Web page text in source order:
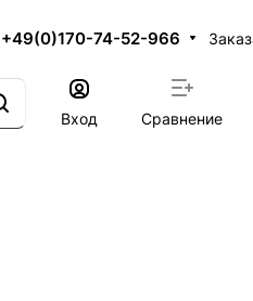
+49(0)170-74-52-966
Вход Сравнение